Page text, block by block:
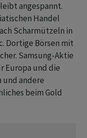
angespannt.
Handel
Scharmützeln in
Dortige Börsen mit
Samsung-Aktie
Europa und die
und andere
beim Gold